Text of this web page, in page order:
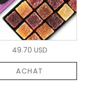
49.70 USD
ACHAT